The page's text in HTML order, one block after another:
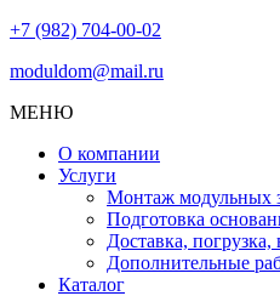
+7 (982) 704-00-02
moduldom@mail.ru
МЕНЮ
О компании
Услуги
Монтаж модульных
Подготовка
Доставка, погрузка,
Дополнительные
Каталог